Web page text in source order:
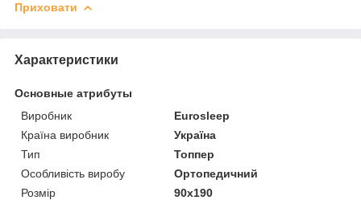
Приховати
Характеристики
Основные атрибуты
Виробник
Eurosleep
Країна виробник
Україна
Тип
Топпер
Особливість виробу
Ортопедичний
Розмір
90x190